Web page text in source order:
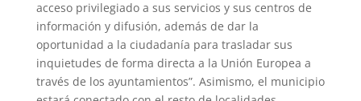
acceso privilegiado a sus servicios y sus centros de
información y difusión, además de dar la
oportunidad a la ciudadanía para trasladar sus
inquietudes de forma directa a la Unión Europea a
través de los ayuntamientos”. Asimismo, el municipio